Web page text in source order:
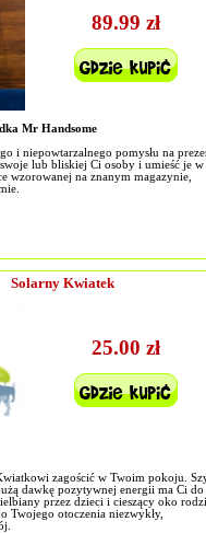
89.99 zł
Mr Handsome
i niepowtarzalnego pomysłu na
lub bliskiej Ci osoby i umieść je w
wzorowanej na znanym magazynie,
Solarny Kwiatek
25.00 zł
zagościć w Twoim pokoju.
dawkę pozytywnej energii ma Ci do
przez dzieci i cieszący oko
Twojego otoczenia niezwykły,